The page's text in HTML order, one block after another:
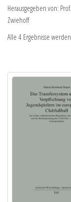
Herausgegeben von:
Zwiehoff
Alle 4 Ergebnisse